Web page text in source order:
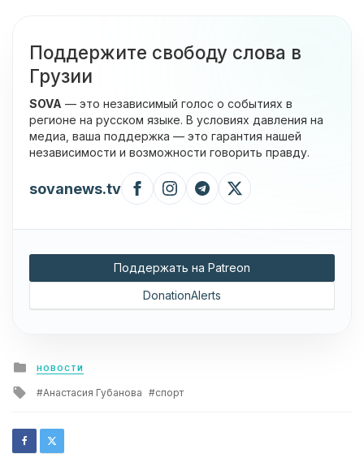
Поддержите свободу слова в
Грузии
SOVA — это независимый голос о событиях в
регионе на русском языке. В условиях давления на
медиа, ваша поддержка — это гарантия нашей
независимости и возможности говорить правду.
sovanews.tv
Поддержать на Patreon
DonationAlerts
Posted
in
НОВОСТИ
Tagged
Анастасия Губанова спорт